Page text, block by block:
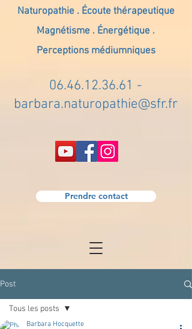
Naturopathie . Écoute thérapeutique
Magnétisme . Énergétique .
Perceptions médiumniques
06.46.12.36.61 -
barbara.naturopathie@sfr.fr
Prendre contact
Post
Tous les posts
Barbara Hocquette